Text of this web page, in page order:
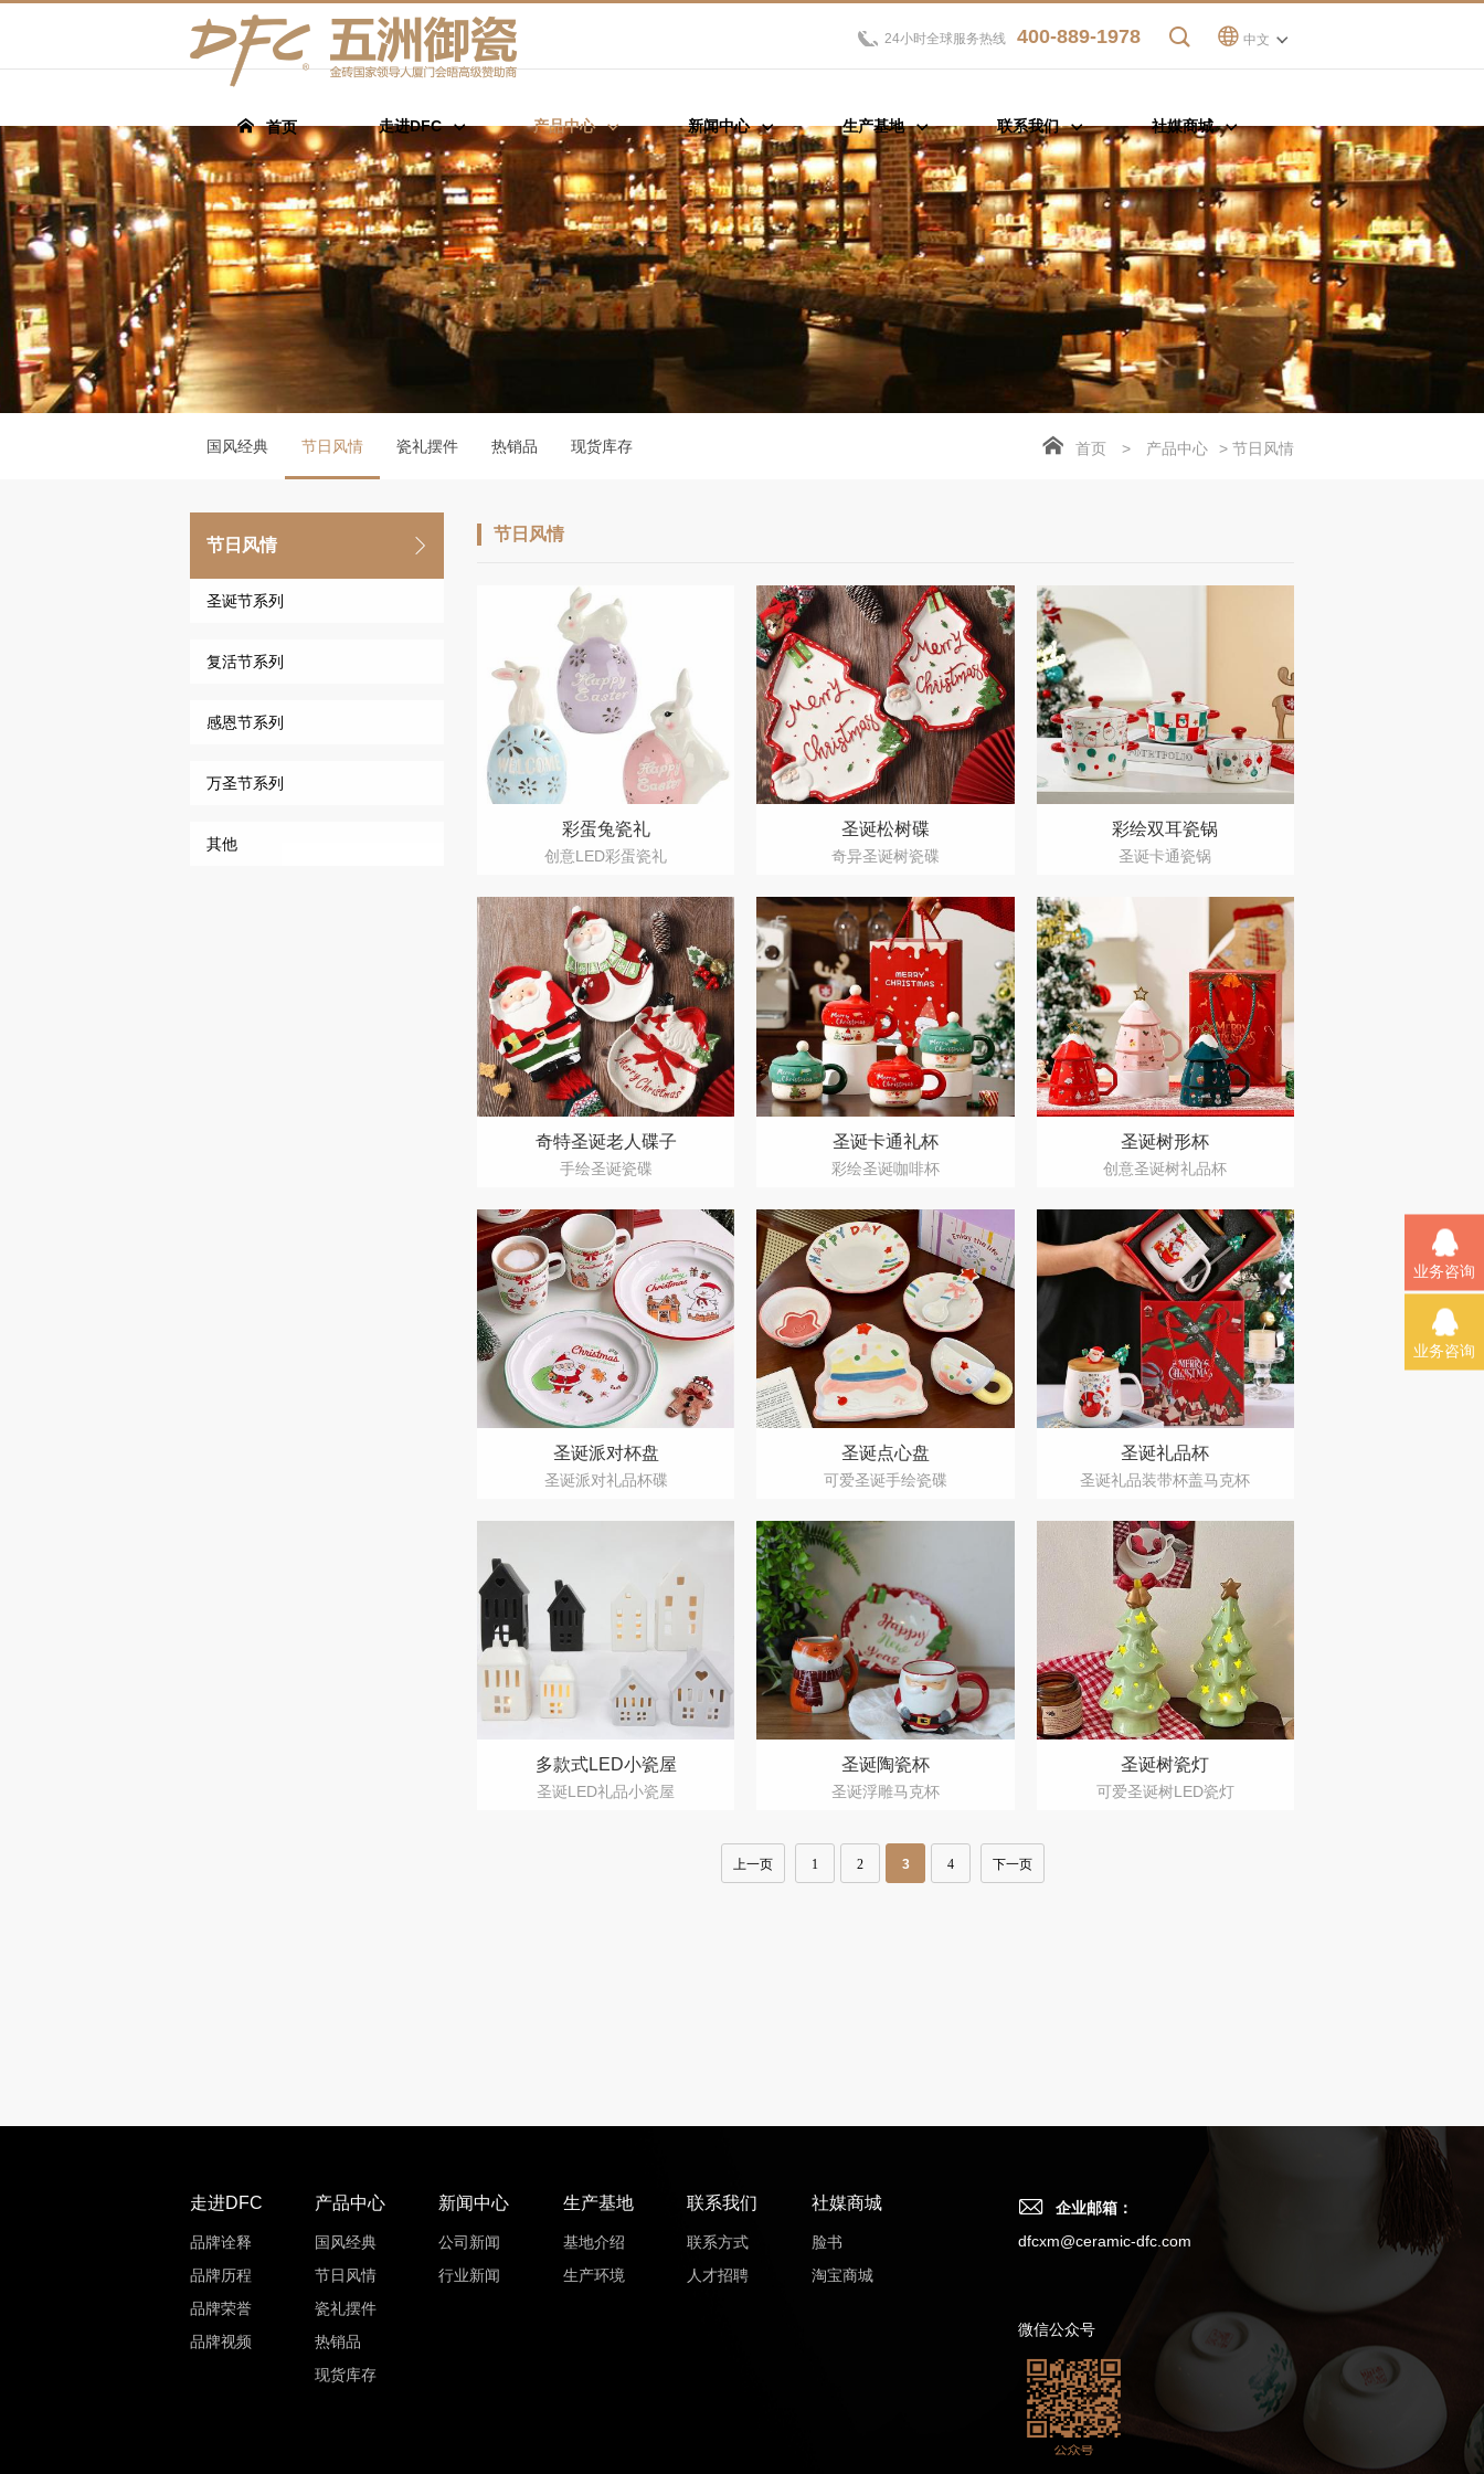
业务咨询
业务咨询
中文
24小时全球服务热线 400-889-1978
首页 走进DFC 产品中心 新闻中心 生产基地 联系我们 社媒商城
国风经典 节日风情
节日风情
圣诞节系列
复活节系列
感恩节系列
万圣节系列
其他
瓷礼摆件 热销品 现货库存 首页 > 产品中心 > 节日风情
节日风情
彩蛋兔瓷礼
创意LED彩蛋瓷礼
圣诞松树碟
奇异圣诞树瓷碟
彩绘双耳瓷锅
圣诞卡通瓷锅
奇特圣诞老人碟子
手绘圣诞瓷碟
圣诞卡通礼杯
彩绘圣诞咖啡杯
圣诞树形杯
创意圣诞树礼品杯
圣诞派对杯盘
圣诞派对礼品杯碟
圣诞点心盘
可爱圣诞手绘瓷碟
圣诞礼品杯
圣诞礼品装带杯盖马克杯
多款式LED小瓷屋
圣诞LED礼品小瓷屋
圣诞陶瓷杯
圣诞浮雕马克杯
圣诞树瓷灯
可爱圣诞树LED瓷灯
上一页 1 2 3 4 下一页
走进DFC
品牌诠释
品牌历程
品牌荣誉
品牌视频
产品中心
国风经典
节日风情
瓷礼摆件
热销品
现货库存
新闻中心
公司新闻
行业新闻
生产基地
基地介绍
生产环境
联系我们
联系方式
人才招聘
社媒商城
脸书
淘宝商城
企业邮箱：
dfcxm@ceramic-dfc.com
微信公众号